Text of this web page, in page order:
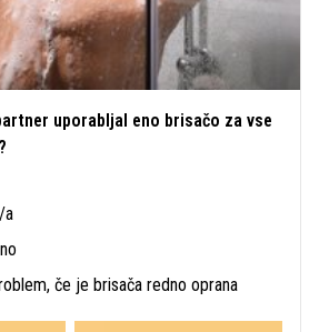
uporabljal eno brisačo za vse
a
če je brisača redno oprana